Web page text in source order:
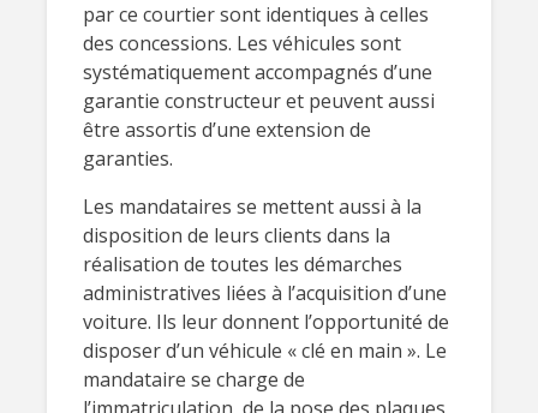
par ce courtier sont identiques à celles
des concessions. Les véhicules sont
systématiquement accompagnés d’une
garantie constructeur et peuvent aussi
être assortis d’une extension de
garanties.
Les mandataires se mettent aussi à la
disposition de leurs clients dans la
réalisation de toutes les démarches
administratives liées à l’acquisition d’une
voiture. Ils leur donnent l’opportunité de
disposer d’un véhicule « clé en main ». Le
mandataire se charge de